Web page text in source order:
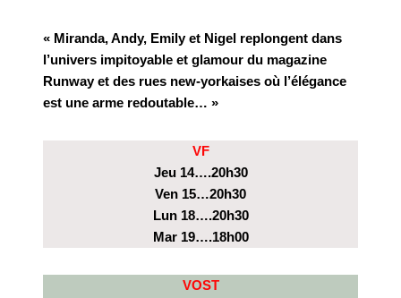
« Miranda, Andy, Emily et Nigel replongent dans
l’univers impitoyable et glamour du magazine
Runway et des rues new-yorkaises où l’élégance
est une arme redoutable… »
VF
Jeu 14….20h30
Ven 15…20h30
Lun 18….20h30
Mar 19….18h00
VOST